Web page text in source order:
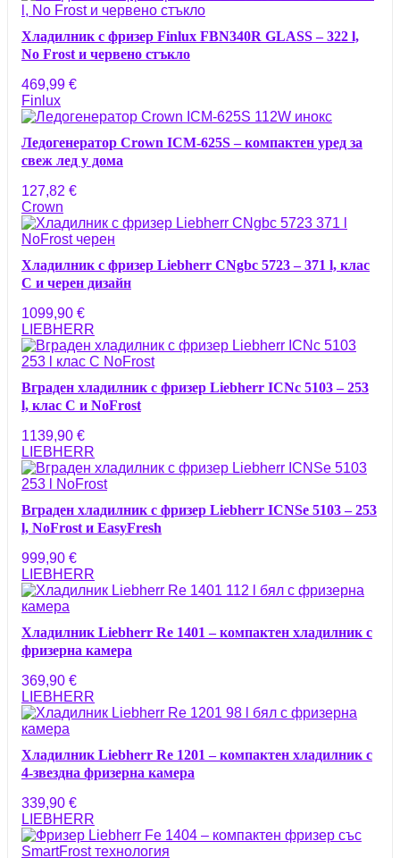
Хладилник с фризер Finlux FBN340R GLASS – 322 l,
No Frost и червено стъкло
469,99 €
Finlux
Ледогенератор Crown ICM-625S – компактен уред за
свеж лед у дома
127,82 €
Crown
Хладилник с фризер Liebherr CNgbc 5723 – 371 l, клас
C и черен дизайн
1099,90 €
LIEBHERR
Вграден хладилник с фризер Liebherr ICNc 5103 – 253
l, клас C и NoFrost
1139,90 €
LIEBHERR
Вграден хладилник с фризер Liebherr ICNSe 5103 – 253
l, NoFrost и EasyFresh
999,90 €
LIEBHERR
Хладилник Liebherr Re 1401 – компактен хладилник с
фризерна камера
369,90 €
LIEBHERR
Хладилник Liebherr Re 1201 – компактен хладилник с
4-звездна фризерна камера
339,90 €
LIEBHERR